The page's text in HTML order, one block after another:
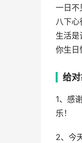
一日不
八下心
生活是
你生日
给
1、感
乐！
2、今